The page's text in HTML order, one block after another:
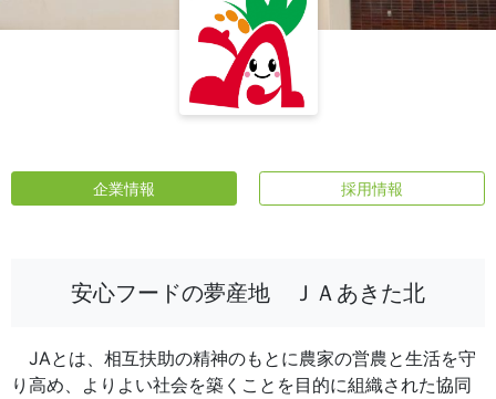
企業情報 採用情報
安心フードの夢産地 ＪＡあきた北
JAとは、相互扶助の精神のもとに農家の営農と生活を守
り高め、よりよい社会を築くことを目的に組織された協同